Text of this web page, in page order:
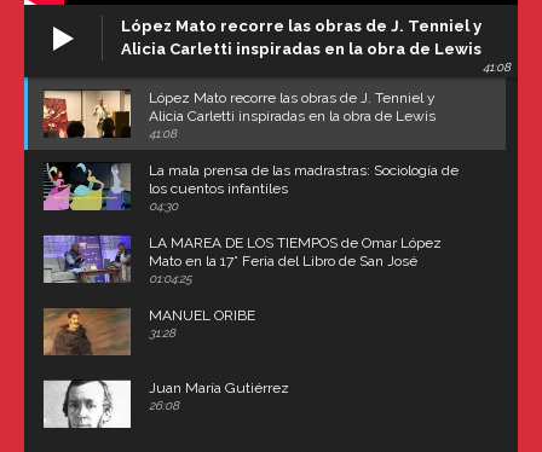
López Mato recorre las obras de J. Tenniel y
Alicia Carletti inspiradas en la obra de Lewis
41:08
López Mato recorre las obras de J. Tenniel y
Alicia Carletti inspiradas en la obra de Lewis
Carroll
41:08
La mala prensa de las madrastras: Sociología de
los cuentos infantiles
04:30
LA MAREA DE LOS TIEMPOS de Omar López
Mato en la 17° Feria del Libro de San José
(Uruguay)
01:04:25
MANUEL ORIBE
31:28
Juan María Gutiérrez
26:08